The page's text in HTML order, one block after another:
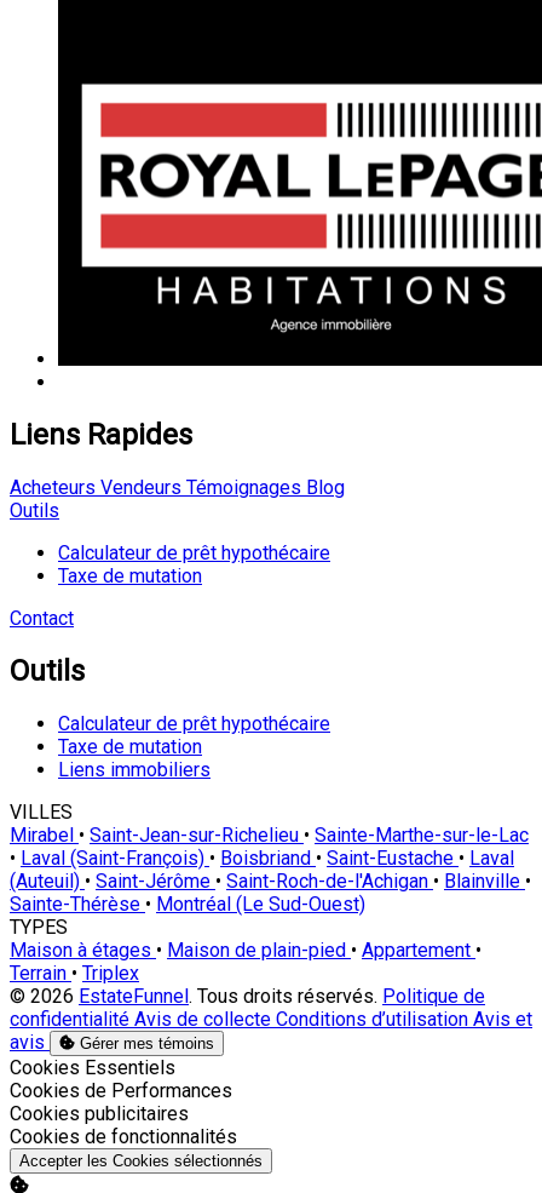
Liens Rapides
Acheteurs Vendeurs Témoignages Blog
Outils
Calculateur de prêt hypothécaire
Taxe de mutation
Contact
Outils
Calculateur de prêt hypothécaire
Taxe de mutation
Liens immobiliers
VILLES
Mirabel • Saint-Jean-sur-Richelieu • Sainte-Marthe-sur-le-Lac
• Laval (Saint-François) • Boisbriand • Saint-Eustache • Laval
(Auteuil) • Saint-Jérôme • Saint-Roch-de-l'Achigan • Blainville •
Sainte-Thérèse • Montréal (Le Sud-Ouest)
TYPES
Maison à étages • Maison de plain-pied • Appartement •
Terrain • Triplex
© 2026 EstateFunnel. Tous droits réservés. Politique de
confidentialité Avis de collecte Conditions d’utilisation Avis et
avis
Gérer mes témoins
Activer
Cookies Essentiels
Activer
Cookies de Performances
Activer
Cookies publicitaires
Activer
Cookies de fonctionnalités
Accepter les Cookies sélectionnés